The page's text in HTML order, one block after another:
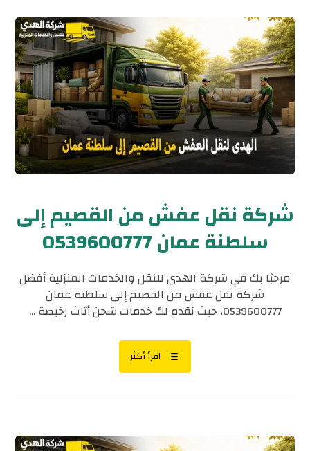
شركة نقل عفش من القصيم إلى
سلطنة عمان 0539600777
مرحبًا بك في شركة الهدى للنقل والخدمات المنزلية أفضل
شركة نقل عفش من القصيم إلى سلطنة عمان
0539600777، حيث نقدم لك خدمات شحن أثاث رخيصة ...
اقرأ أكثر